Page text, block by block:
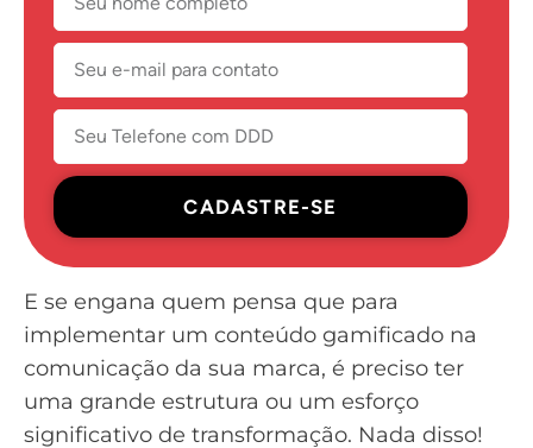
CADASTRE-SE
E se engana quem pensa que para
implementar um conteúdo gamificado na
comunicação da sua marca, é preciso ter
uma grande estrutura ou um esforço
significativo de transformação. Nada disso!